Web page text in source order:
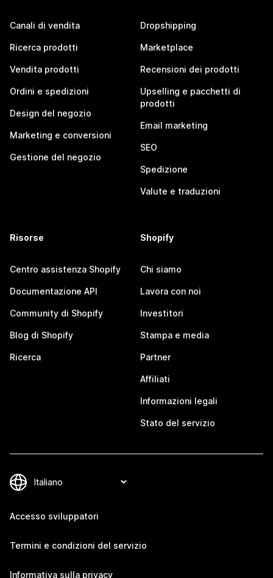
Canali di vendita
Ricerca prodotti
Vendita prodotti
Ordini e spedizioni
Design del negozio
Marketing e conversioni
Gestione del negozio
Dropshipping
Marketplace
Recensioni dei prodotti
Upselling e pacchetti di
prodotti
Email marketing
SEO
Spedizione
Valute e traduzioni
Risorse
Centro assistenza Shopify
Documentazione API
Community di Shopify
Blog di Shopify
Ricerca
Shopify
Chi siamo
Lavora con noi
Investitori
Stampa e media
Partner
Affiliati
Informazioni legali
Stato del servizio
Accesso sviluppatori
Termini e condizioni del servizio
Informativa sulla privacy